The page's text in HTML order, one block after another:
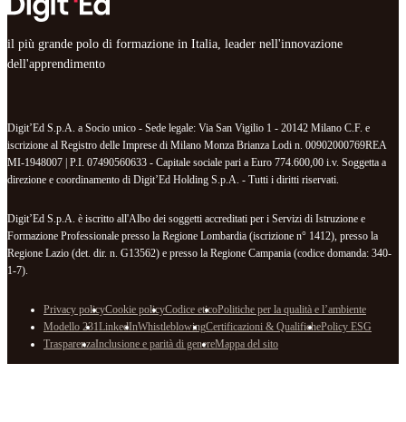
il più grande polo di formazione in Italia, leader nell'innovazione
dell'apprendimento
Digit’Ed S.p.A. a Socio unico - Sede legale: Via San Vigilio 1 - 20142 Milano C.F. e
iscrizione al Registro delle Imprese di Milano Monza Brianza Lodi n. 00902000769REA
MI-1948007 | P.I. 07490560633 - Capitale sociale pari a Euro 774.600,00 i.v. Soggetta a
direzione e coordinamento di Digit’Ed Holding S.p.A. - Tutti i diritti riservati.
Digit’Ed S.p.A. è iscritto all'Albo dei soggetti accreditati per i Servizi di Istruzione e
Formazione Professionale presso la Regione Lombardia (iscrizione n° 1412), presso la
Regione Lazio (det. dir. n. G13562) e presso la Regione Campania (codice domanda: 340-
1-7).
Privacy policyCookie policyCodice eticoPolitiche per la qualità e l’ambiente
Modello 231LinkedInWhistleblowingCertificazioni & QualifichePolicy ESG
TrasparenzaInclusione e parità di genereMappa del sito